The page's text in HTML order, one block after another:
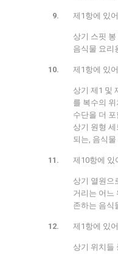
제1항에 있
상기 스핏
음식물 요리
제1항에 있
상기 제1 및
를 복수의
수단을 더
상기 원형
되는, 음식
제10항에 있
상기 열원으
거리는 어느
존하는 음식
제1항에 있
상기 위치들